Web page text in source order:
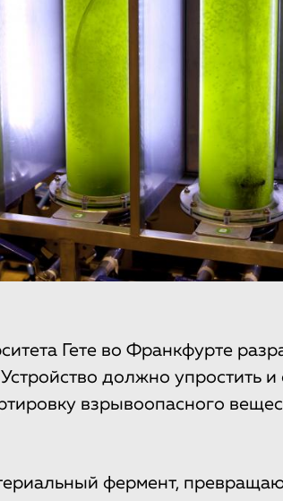
Гете во Франкфурте
должно упростить и
взрывоопасного
фермент,